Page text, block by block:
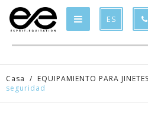
ES
Casa / EQUIPAMIENTO PARA JINETES
seguridad
Product added to
Product deleted from